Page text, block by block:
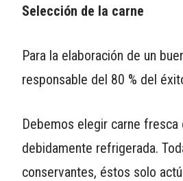
SITIO
SMARTPHONE
Selección de la carne
Para la elaboración de un
responsable del 80 % del
Debemos elegir carne
debidamente refrigerada.
conservantes, éstos solo